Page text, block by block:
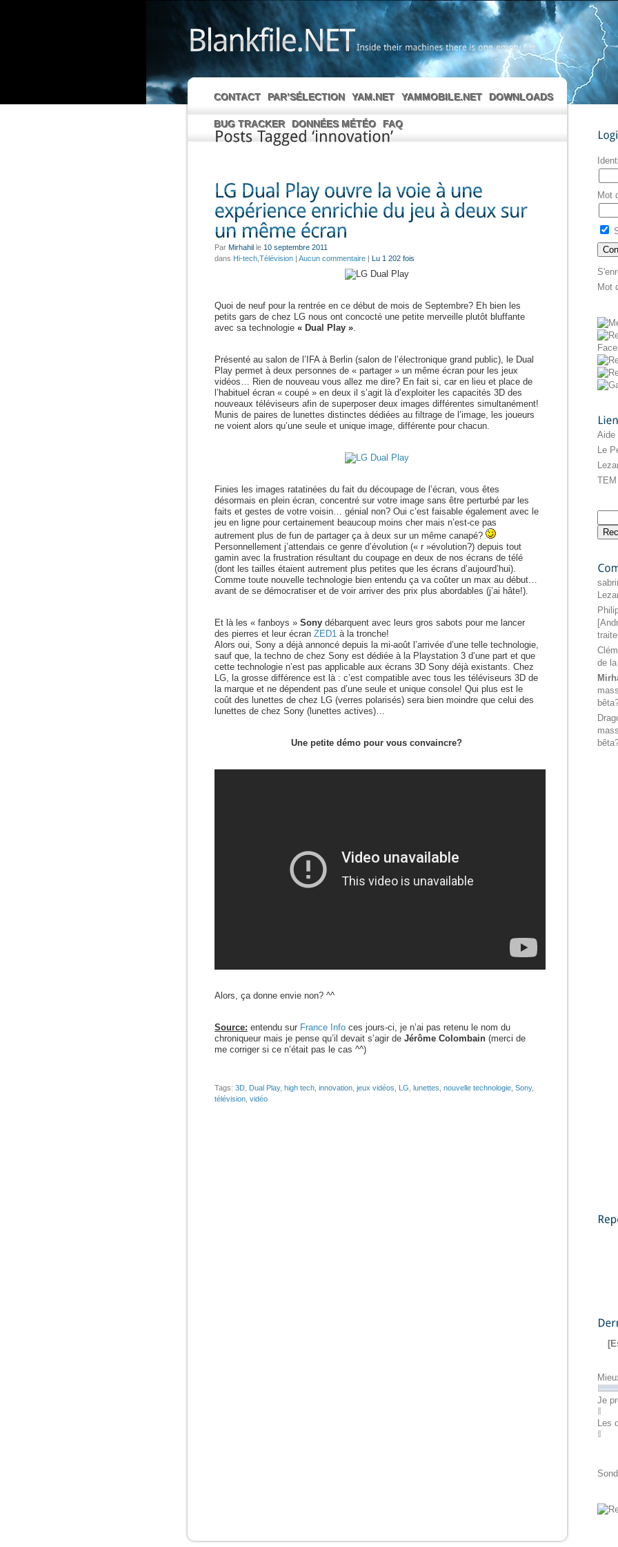
CONTACT PAR’SÉLECTION
BUG TRACKER DONNÉES MÉTÉO FAQ
YAM.NET YAMMOBILE.NET DOWNLOADS
Par Mirhahil le 10 septembre 2011
dans Hi-tech Télévision | Aucun commentaire | Lu 1 202 fois
Quoi de neuf pour la rentrée en ce début de mois de Septembre? Eh bien les
petits gars de chez LG nous ont concocté une petite merveille plutôt bluffante
avec sa technologie « Dual Play ».
Présenté au salon de l’IFA à Berlin (salon de l’électronique grand public), le Dual
Play permet à deux personnes de « partager » un même écran pour les jeux
vidéos… Rien de nouveau vous allez me dire? En fait si, car en lieu et place de
l’habituel écran « coupé » en deux il s’agit là d’exploiter les capacités 3D des
nouveaux téléviseurs afin de superposer deux images différentes simultanément!
Munis de paires de lunettes distinctes dédiées au filtrage de l’image, les joueurs
ne voient alors qu’une seule et unique image, différente pour chacun.
Finies les images ratatinées du fait du découpage de l’écran, vous êtes
désormais en plein écran, concentré sur votre image sans être perturbé par les
faits et gestes de votre voisin… génial non? Oui c’est faisable également avec le
jeu en ligne pour certainement beaucoup moins cher mais n’est-ce pas
autrement plus de fun de partager ça à deux sur un même canapé?
Personnellement j’attendais ce genre d’évolution (« r »évolution?) depuis tout
gamin avec la frustration résultant du coupage en deux de nos écrans de télé
(dont les tailles étaient autrement plus petites que les écrans d’aujourd’hui).
Comme toute nouvelle technologie bien entendu ça va coûter un max au début…
avant de se démocratiser et de voir arriver des prix plus abordables (j’ai hâte!).
Et là les « fanboys » Sony débarquent avec leurs gros sabots pour me lancer
des pierres et leur écran ZED1 à la tronche!
Alors oui, Sony a déjà annoncé depuis la mi-août l’arrivée d’une telle technologie,
sauf que, la techno de chez Sony est dédiée à la Playstation 3 d’une part et que
cette technologie n’est pas applicable aux écrans 3D Sony déjà existants. Chez
LG, la grosse différence est là : c’est compatible avec tous les téléviseurs 3D de
la marque et ne dépendent pas d’une seule et unique console! Qui plus est le
coût des lunettes de chez LG (verres polarisés) sera bien moindre que celui des
lunettes de chez Sony (lunettes actives)…
Une petite démo pour vous convaincre?
Alors, ça donne envie non? ^^
Source: entendu sur France Info ces jours-ci, je n’ai pas retenu le nom du
chroniqueur mais je pense qu’il devait s’agir de Jérôme Colombain (merci de
me corriger si ce n’était pas le cas ^^)
Tags: 3D Dual Play, high tech innovation jeux vidéos LG lunettes nouvelle technologie Sony,
télévision vidéo
Mot
Mot
Aide
Le
de
Je
Les